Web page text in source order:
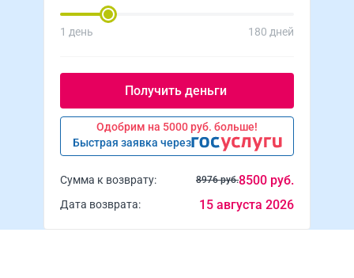
1 день 180 дней
Одобрим на 5000 руб. больше!
Быстрая заявка через
Сумма к возврату: 8500 руб.
8976 руб.
Дата возврата: 15 августа 2026